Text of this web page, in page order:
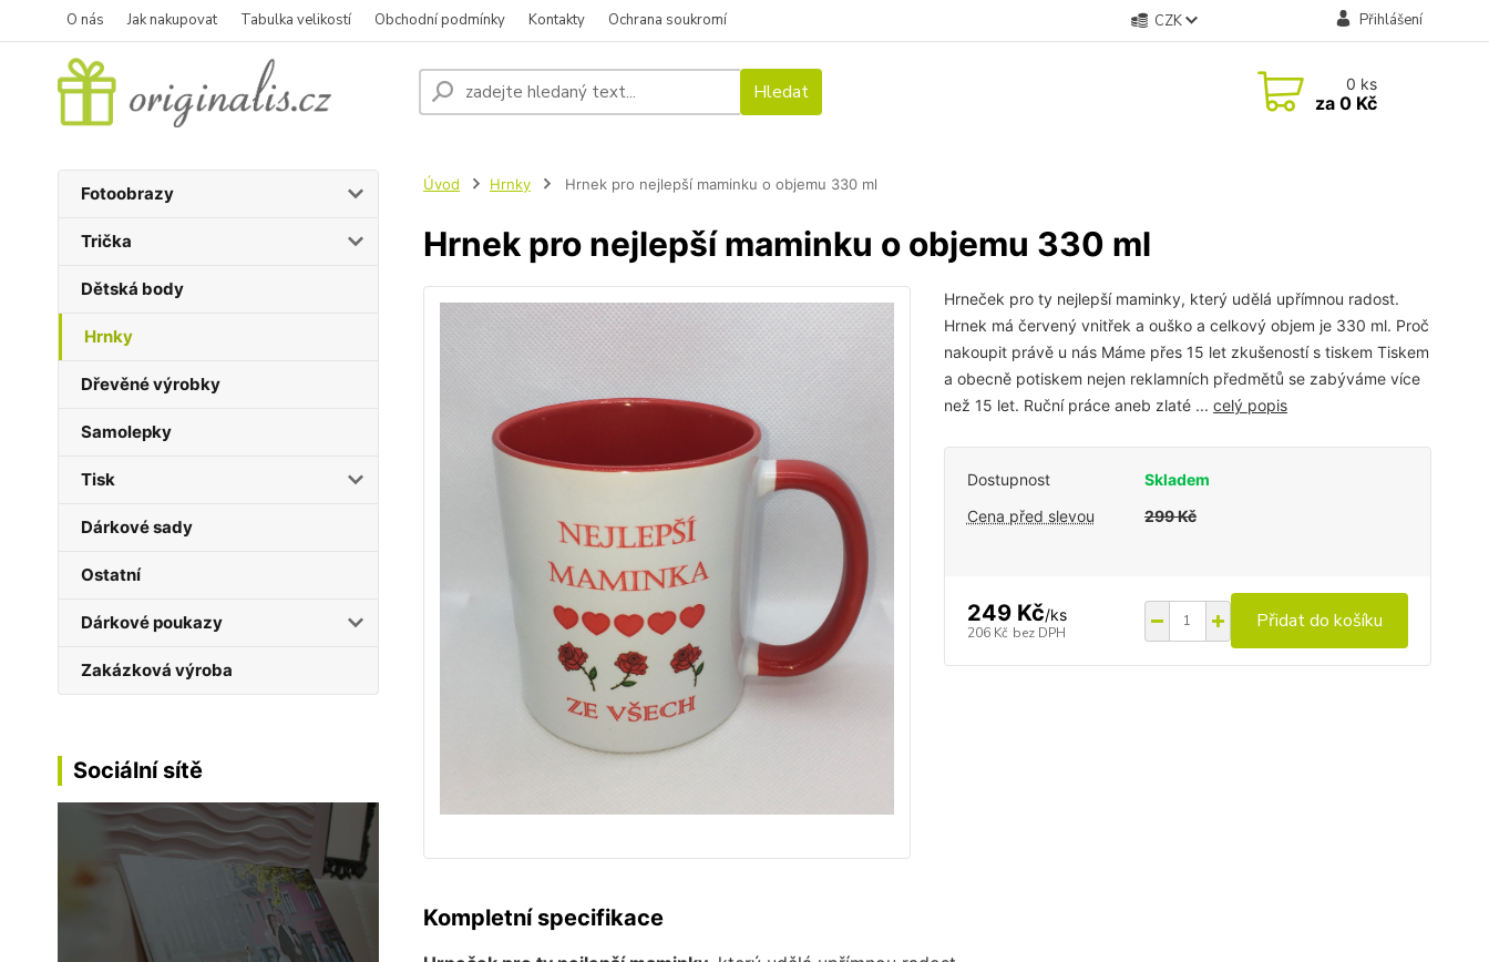
O nás Jak nakupovat Tabulka velikostí Obchodní podmínky Kontakty Ochrana soukromí CZK Přihlášení
Hledat 0 ks
za0 Kč
Fotoobrazy
Trička
Dětská body
Hrnky
Dřevěné výrobky
Samolepky
Tisk
Dárkové sady
Ostatní
Dárkové poukazy
Zakázková výroba
Sociální sítě
Úvod Hrnky Hrnek pro nejlepší maminku o objemu 330 ml
Hrnek pro nejlepší maminku o objemu 330 ml
Hrneček pro ty nejlepší maminky, který udělá upřímnou radost.
Hrnek má červený vnitřek a ouško a celkový objem je 330 ml. Proč
nakoupit právě u nás Máme přes 15 let zkušeností s tiskem Tiskem
a obecně potiskem nejen reklamních předmětů se zabýváme více
než 15 let. Ruční práce aneb zlaté ... celý popis
Dostupnost
Skladem
Cena před slevou
299 Kč
249 Kč/ks
206 Kč bez DPH Přidat do košíku
Kompletní specifikace